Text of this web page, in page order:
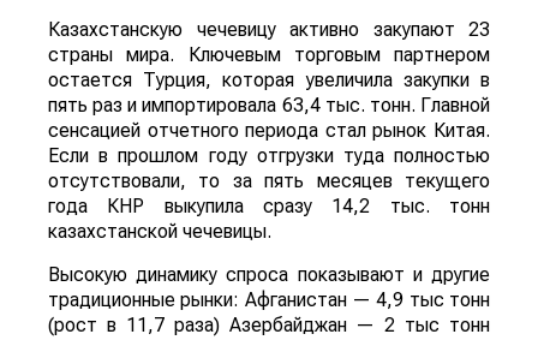
Казахстанскую чечевицу активно закупают 23
страны мира. Ключевым торговым партнером
остается Турция, которая увеличила закупки в
пять раз и импортировала 63,4 тыс. тонн. Главной
сенсацией отчетного периода стал рынок Китая.
Если в прошлом году отгрузки туда полностью
отсутствовали, то за пять месяцев текущего
года КНР выкупила сразу 14,2 тыс. тонн
казахстанской чечевицы.
Высокую динамику спроса показывают и другие
традиционные рынки: Афганистан — 4,9 тыс тонн
(рост в 11,7 раза) Азербайджан — 2 тыс тонн